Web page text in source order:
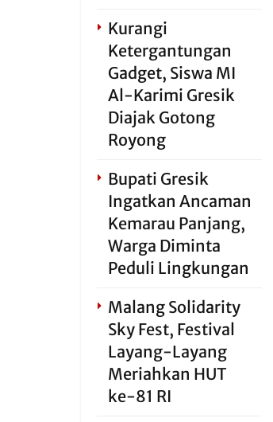
Kurangi
Ketergantungan
Gadget, Siswa MI
Al-Karimi Gresik
Diajak Gotong
Royong
Bupati Gresik
Ingatkan Ancaman
Kemarau Panjang,
Warga Diminta
Peduli Lingkungan
Malang Solidarity
Sky Fest, Festival
Layang-Layang
Meriahkan HUT
ke-81 RI